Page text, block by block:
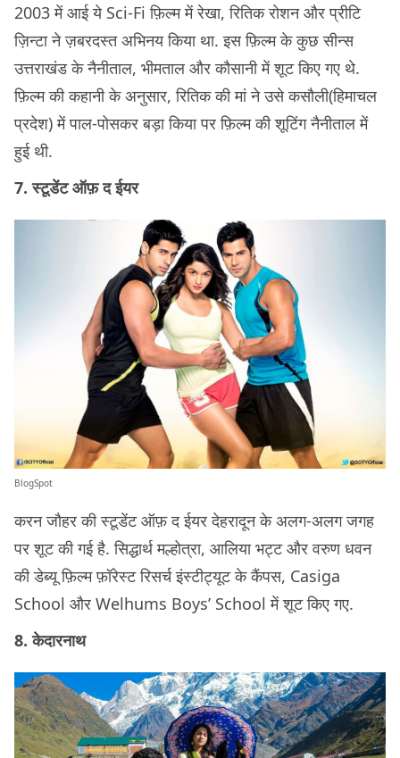
2003 में आई ये Sci-Fi फ़िल्म में रेखा, रितिक रोशन और प्रीटि
ज़िन्टा ने ज़बरदस्त अभिनय किया था. इस फ़िल्म के कुछ सीन्स
उत्तराखंड के नैनीताल, भीमताल और कौसानी में शूट किए गए थे.
फ़िल्म की कहानी के अनुसार, रितिक की मां ने उसे कसौली(हिमाचल
प्रदेश) में पाल-पोसकर बड़ा किया पर फ़िल्म की शूटिंग नैनीताल में
हुई थी.
7. स्टूडेंट ऑफ़ द ईयर
BlogSpot
करन जौहर की स्टूडेंट ऑफ़ द ईयर देहरादून के अलग-अलग जगह
पर शूट की गई है. सिद्धार्थ मल्होत्रा, आलिया भट्ट और वरुण धवन
की डेब्यू फ़िल्म फ़ॉरेस्ट रिसर्च इंस्टीट्यूट के कैंपस, Casiga
School और Welhums Boys’ School में शूट किए गए.
8. केदारनाथ